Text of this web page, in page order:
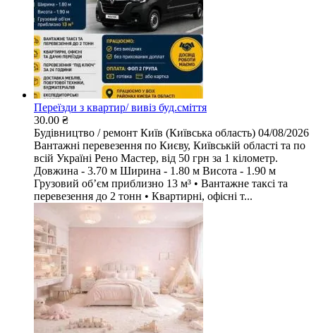
Переїзди з квартир/ вивіз буд.сміття
30.00 ₴
Будівництво / ремонт Київ (Київська область) 04/08/2026
Вантажні перевезення по Києву, Київській області та по
всій Україні Рено Мастер, від 50 грн за 1 кілометр.
Довжина - 3.70 м Ширина - 1.80 м Висота - 1.90 м
Грузовий обʼєм приблизно 13 м³ • Вантажне таксі та
перевезення до 2 тонн • Квартирні, офісні т...